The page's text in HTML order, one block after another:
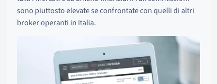
sono piuttosto elevate se confrontate con quelli di altri
broker operanti in Italia.